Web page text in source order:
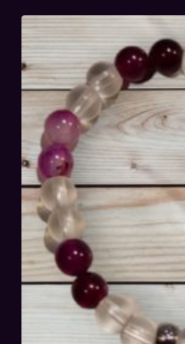
19,00€.